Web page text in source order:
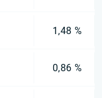
1,48 %
0,86 %